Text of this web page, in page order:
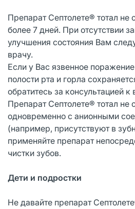
Препарат Септолете® тотал не
более 7 дней. При отсутствии
улучшения состояния Вам
врачу.
Если у Вас язвенное
полости рта и горла
обратитесь за консультацией к
Препарат Септолете® тотал не
одновременно с анионными
(например, присутствуют в
применяйте препарат
чистки зубов.
Дети и подростки
Не давайте препарат